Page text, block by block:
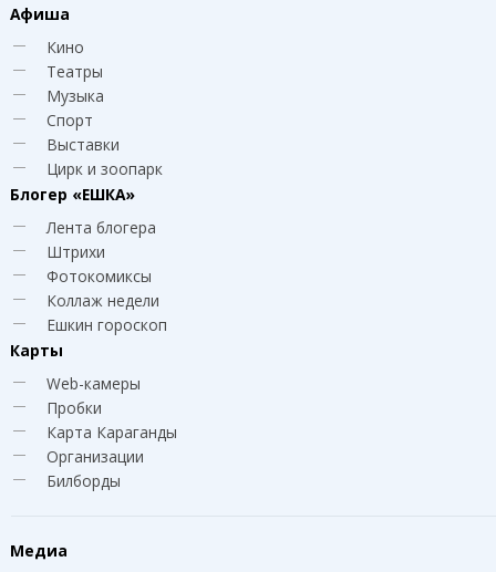
Афиша
Кино
Театры
Музыка
Спорт
Выставки
Цирк и зоопарк
Блогер «ЕШКА»
Лента блогера
Штрихи
Фотокомиксы
Коллаж недели
Ешкин гороскоп
Карты
Web-камеры
Пробки
Карта Караганды
Организации
Билборды
Медиа